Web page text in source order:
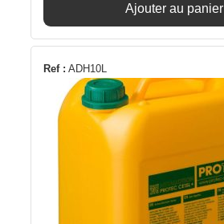
Ajouter au panier
Ref : ADH10L